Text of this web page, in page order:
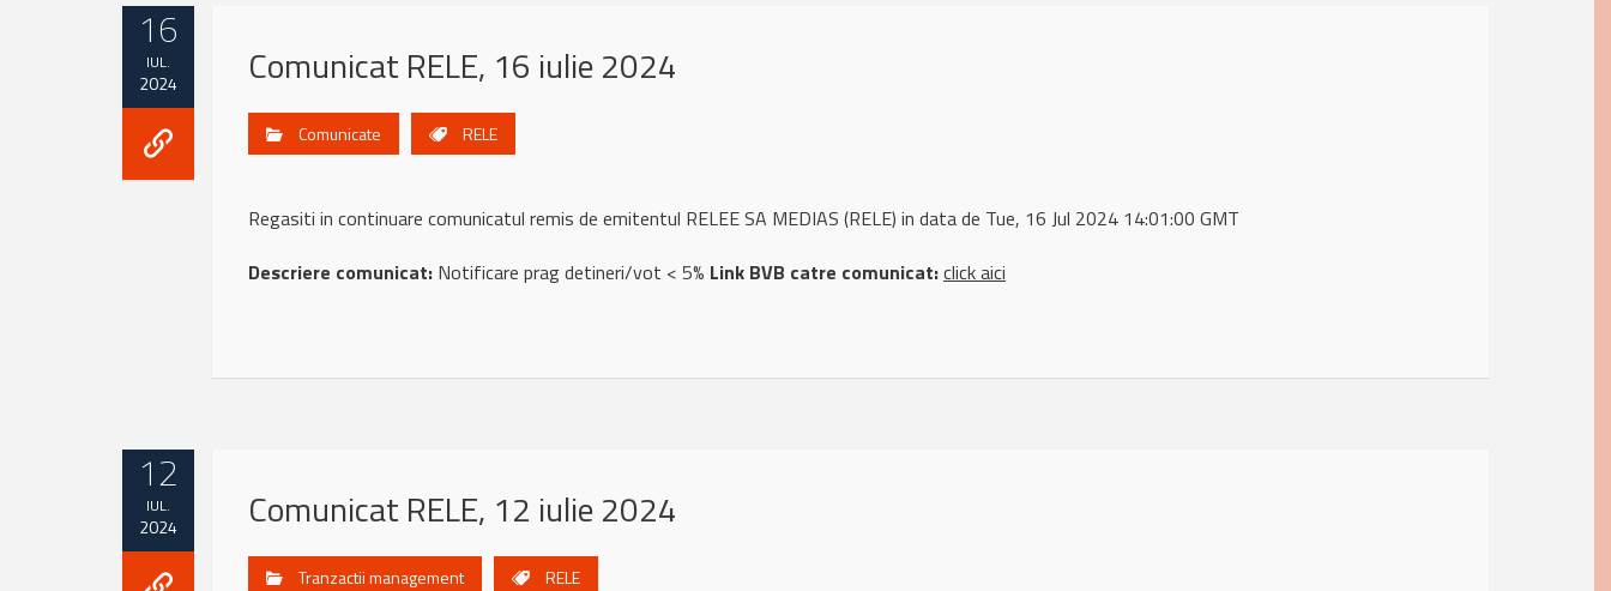
16
IUL.
2024 Comunicat RELE, 16 iulie 2024
Comunicate RELE
Regasiti in continuare comunicatul remis de emitentul RELEE SA MEDIAS (RELE) in data de Tue, 16 Jul 2024 14:01:00 GMT
Descriere comunicat: Notificare prag detineri/vot < 5% Link BVB catre comunicat:click aici
12
IUL.
2024 Comunicat RELE, 12 iulie 2024
Tranzactii management RELE